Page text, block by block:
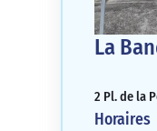
La
2 Pl. de la
Horaires